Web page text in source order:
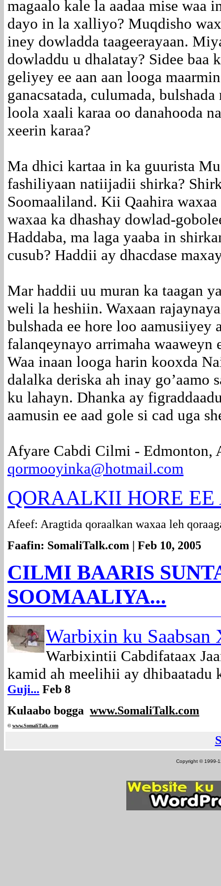
magaalo kale la aadaa mise waa
dayo in la xalliyo? Muqdisho
iney dowladda taageerayaan.
dowladdu u dhalatay? Sidee baa
geliyey ee aan aan looga
ganacsatada, culumada,
loola xaali karaa oo danahooda
xeerin karaa?
Ma dhici kartaa in ka guurista
fashiliyaan natiijadii shirka?
Soomaaliland. Kii Qaahira
waxaa ka dhashay dowlad-
Haddaba, ma laga yaaba in
cusub? Haddii ay dhacdase
Mar haddii uu muran ka taagan
weli la heshiin. Waxaan
bulshada ee hore loo aamusiiyey
falanqeynayo arrimaha waaweyn
Waa inaan looga harin kooxda
dalalka deriska ah inay go’aamo
ku lahayn. Dhanka ay
aamusin ee aad gole si cad uga
Afyare Cabdi Cilmi - Edmonton,
qormooyinka@hotmail.com
QORAALKII HORE
Afeef: Aragtida qoraalkan waxaa leh
Faafin: SomaliTalk.com | Feb 10, 2005
CILMI BAARIS
SOOMAALIYA...
Warbixin ku
Warbixintii Cabdifataax
kamid ah meelihii ay dhibaatadu
Guji... Feb 8
Kulaabo bogga www.SomaliTalk.com
©www.SomaliTalk.com
Copyright © 1999-